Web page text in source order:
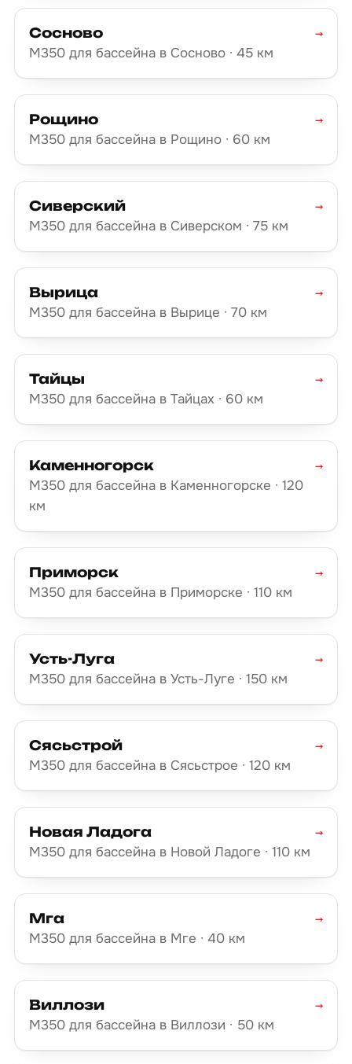
Сосново
М350 для бассейна в Сосново · 45 км
→
Рощино
М350 для бассейна в Рощино · 60 км
→
Сиверский
М350 для бассейна в Сиверском · 75 км
→
Вырица
М350 для бассейна в Вырице · 70 км
→
Тайцы
М350 для бассейна в Тайцах · 60 км
→
Каменногорск
М350 для бассейна в Каменногорске · 120
км
→
Приморск
М350 для бассейна в Приморске · 110 км
→
Усть-Луга
М350 для бассейна в Усть-Луге · 150 км
→
Сясьстрой
М350 для бассейна в Сясьстрое · 120 км
→
Новая Ладога
М350 для бассейна в Новой Ладоге · 110 км
→
Мга
М350 для бассейна в Мге · 40 км
→
Виллози
М350 для бассейна в Виллози · 50 км
→